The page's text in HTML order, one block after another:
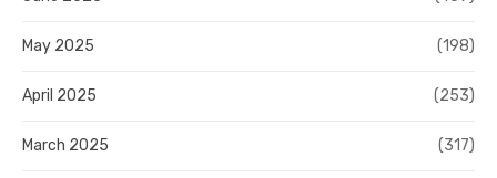
May 2025 (198)
April 2025 (253)
March 2025 (317)